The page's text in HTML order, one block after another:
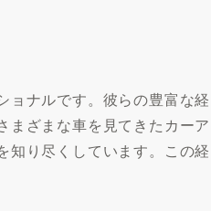
ョナルです。彼らの豊富な経
まざまな車を見てきたカーア
知り尽くしています。この経